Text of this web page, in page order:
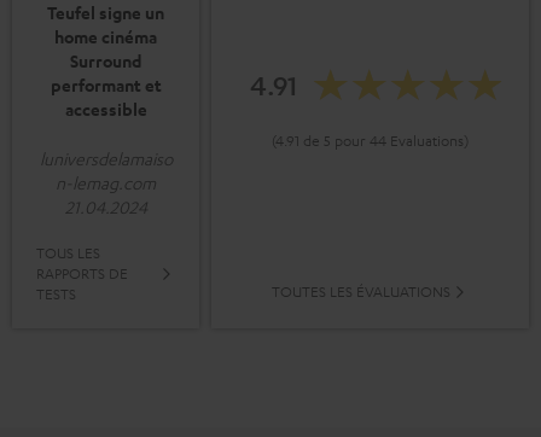
Teufel signe un
home cinéma
Surround
performant et
accessible
luniversdelamaiso
n-lemag.com
21.04.2024
TOUS LES
RAPPORTS DE
TESTS
4.91
(4.91 de 5 pour 44 Evaluations)
TOUTES LES ÉVALUATIONS